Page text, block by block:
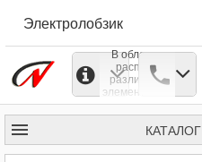
Электролобзик
В области
распила
различных
элементов из
дерева,
керамики,
пластика,
гипса и т.п.
такому
КАТАЛОГ